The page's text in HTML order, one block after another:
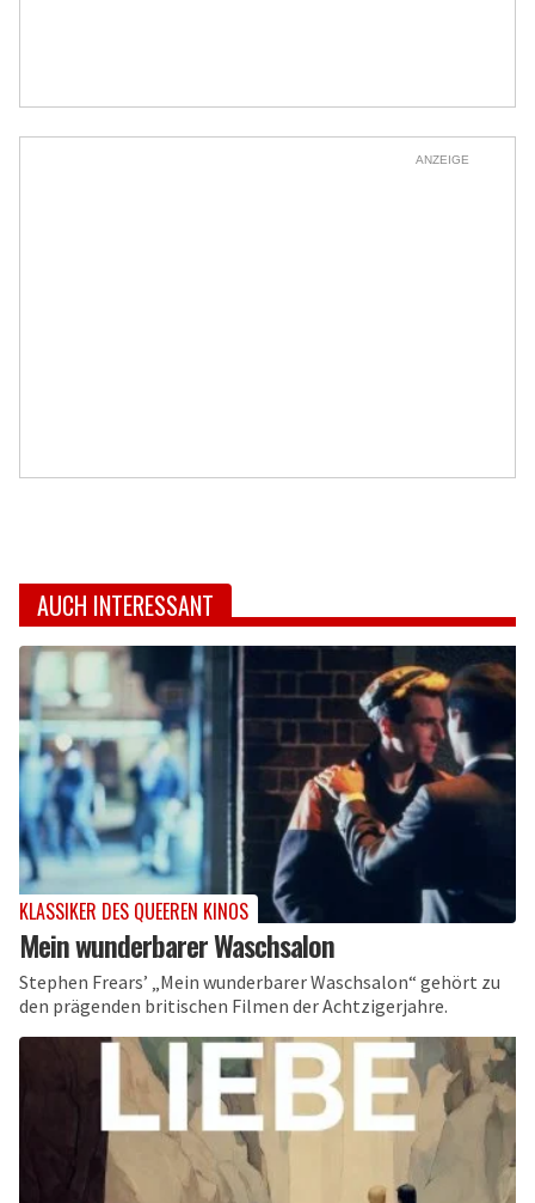
ANZEIGE
AUCH INTERESSANT
KLASSIKER DES QUEEREN KINOS
Mein wunderbarer Waschsalon
Stephen Frears’ „Mein wunderbarer Waschsalon“ gehört zu
den prägenden britischen Filmen der Achtzigerjahre.